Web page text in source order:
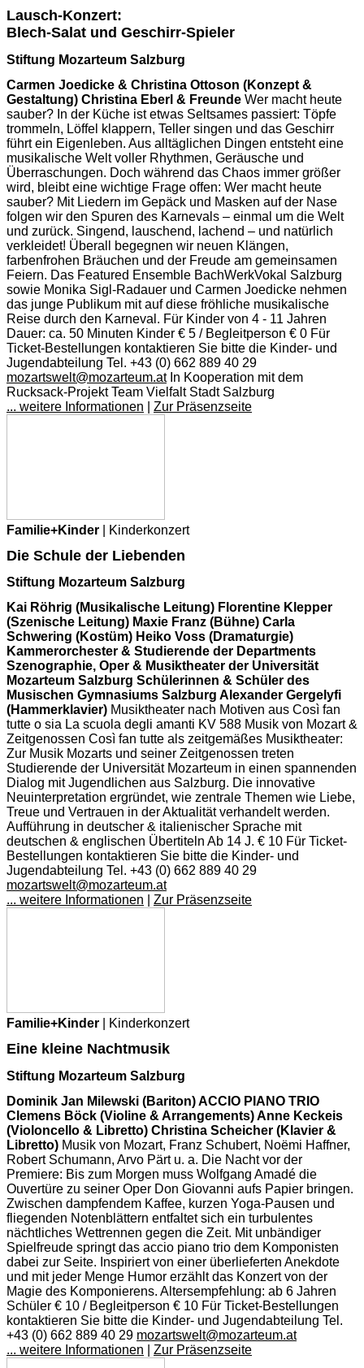
Lausch-Konzert:
Blech-Salat und Geschirr-Spieler
Stiftung Mozarteum Salzburg
Carmen Joedicke & Christina Ottoson (Konzept &
Gestaltung) Christina Eberl & Freunde Wer macht heute
sauber? In der Küche ist etwas Seltsames passiert: Töpfe
trommeln, Löffel klappern, Teller singen und das Geschirr
führt ein Eigenleben. Aus alltäglichen Dingen entsteht eine
musikalische Welt voller Rhythmen, Geräusche und
Überraschungen. Doch während das Chaos immer größer
wird, bleibt eine wichtige Frage offen: Wer macht heute
sauber? Mit Liedern im Gepäck und Masken auf der Nase
folgen wir den Spuren des Karnevals – einmal um die Welt
und zurück. Singend, lauschend, lachend – und natürlich
verkleidet! Überall begegnen wir neuen Klängen,
farbenfrohen Bräuchen und der Freude am gemeinsamen
Feiern. Das Featured Ensemble BachWerkVokal Salzburg
sowie Monika Sigl-Radauer und Carmen Joedicke nehmen
das junge Publikum mit auf diese fröhliche musikalische
Reise durch den Karneval. Für Kinder von 4 - 11 Jahren
Dauer: ca. 50 Minuten Kinder € 5 / Begleitperson € 0 Für
Ticket-Bestellungen kontaktieren Sie bitte die Kinder- und
Jugendabteilung Tel. +43 (0) 662 889 40 29
mozartswelt@mozarteum.atIn Kooperation mit dem
Rucksack-Projekt Team Vielfalt Stadt Salzburg
... weitere Informationen
Zur Präsenzseite
Familie+Kinder | Kinderkonzert
Die Schule der Liebenden
Stiftung Mozarteum Salzburg
Kai Röhrig (Musikalische Leitung) Florentine Klepper
(Szenische Leitung) Maxie Franz (Bühne) Carla
Schwering (Kostüm) Heiko Voss (Dramaturgie)
Kammerorchester & Studierende der Departments
Szenographie, Oper & Musiktheater der Universität
Mozarteum Salzburg Schülerinnen & Schüler des
Musischen Gymnasiums Salzburg Alexander Gergelyfi
(Hammerklavier) Musiktheater nach Motiven aus Così fan
tutte o sia La scuola degli amanti KV 588 Musik von Mozart &
Zeitgenossen Così fan tutte als zeitgemäßes Musiktheater:
Zur Musik Mozarts und seiner Zeitgenossen treten
Studierende der Universität Mozarteum in einen spannenden
Dialog mit Jugendlichen aus Salzburg. Die innovative
Neuinterpretation ergründet, wie zentrale Themen wie Liebe,
Treue und Vertrauen in der Aktualität verhandelt werden.
Aufführung in deutscher & italienischer Sprache mit
deutschen & englischen Übertiteln Ab 14 J. € 10 Für Ticket-
Bestellungen kontaktieren Sie bitte die Kinder- und
Jugendabteilung Tel. +43 (0) 662 889 40 29
mozartswelt@mozarteum.at
... weitere Informationen
Zur Präsenzseite
Familie+Kinder | Kinderkonzert
Eine kleine Nachtmusik
Stiftung Mozarteum Salzburg
Dominik Jan Milewski (Bariton) ACCIO PIANO TRIO
Clemens Böck (Violine & Arrangements) Anne Keckeis
(Violoncello & Libretto) Christina Scheicher (Klavier &
Libretto) Musik von Mozart, Franz Schubert, Noëmi Haffner,
Robert Schumann, Arvo Pärt u. a. Die Nacht vor der
Premiere: Bis zum Morgen muss Wolfgang Amadé die
Ouvertüre zu seiner Oper Don Giovanni aufs Papier bringen.
Zwischen dampfendem Kaffee, kurzen Yoga-Pausen und
fliegenden Notenblättern entfaltet sich ein turbulentes
nächtliches Wettrennen gegen die Zeit. Mit unbändiger
Spielfreude springt das accio piano trio dem Komponisten
dabei zur Seite. Inspiriert von einer überlieferten Anekdote
und mit jeder Menge Humor erzählt das Konzert von der
Magie des Komponierens. Altersempfehlung: ab 6 Jahren
Schüler € 10 / Begleitperson € 10 Für Ticket-Bestellungen
kontaktieren Sie bitte die Kinder- und Jugendabteilung Tel.
+43 (0) 662 889 40 29 mozartswelt@mozarteum.at
... weitere Informationen
Zur Präsenzseite